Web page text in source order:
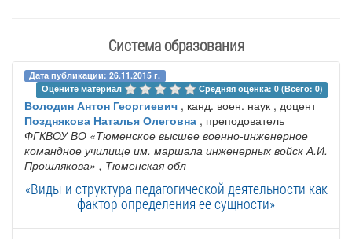
Система образования
Дата публикации: 26.11.2015 г.
Оцените материал
Средняя оценка: 0 (Всего: 0)
Володин Антон Георгиевич , канд. воен. наук , доцент
Позднякова Наталья Олеговна , преподователь
ФГКВОУ ВО «Тюменское высшее военно-инженерное
командное училище им. маршала инженерных войск А.И.
Прошлякова» , Тюменская обл
«Виды и структура педагогической деятельности как
фактор определения ее сущности»